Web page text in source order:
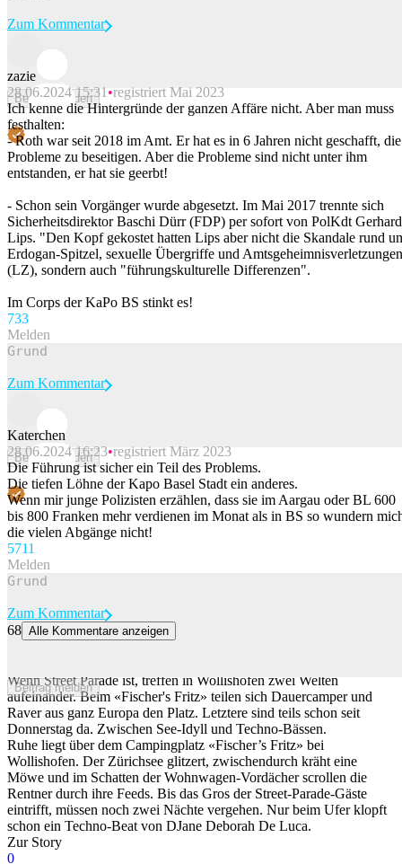
Beitrag melden
Zum Kommentar
zazie
28.06.2024 15:31 registriert Mai 2023
Ich kenne die Hintergründe der ganzen Affäre nicht. Aber man muss
festhalten:
- Roth war seit 2018 im Amt. Er hat es in 6 Jahren nicht geschafft, die
Probleme zu beseitigen. Aber die Probleme sind nicht unter ihm
entstanden, er hat sie geerbt!
- Schon sein Vorgänger wurde abgesetzt. Im Mai 2017 trennte sich
Sicherheitsdirektor Baschi Dürr (FDP) per sofort von PolKdt Gerhard
Lips. "Den Kopf gekostet hatten Lips aber nicht die Skandale rund
Erdogan-Spitzel, sexuelle Übergriffe und
(LZ), sondern auch "führungskulturelle Differenzen".
Im Corps der KaPo BS stinkt es!
733
Melden
Beitrag melden
Zum Kommentar
Katerchen
28.06.2024 16:23 registriert März 2023
Die Führung ist sicher ein Teil des Problems.
Die tiefen Löhne der Kapo Basel Stadt ein anderes.
Wenn mir junge Polizisten erzählen, dass sie im Aargau oder BL 600
bis 800 Franken mehr verdienen im Monat als in BS so wundern
die vielen Abgänge nicht!
5711
Melden
Beitrag melden
Zum Kommentar
68 Alle Kommentare anzeigen
Wenn Street Parade ist, treffen in Wollishofen zwei Welten
aufeinander. Beim «Fischer's Fritz» teilen sich Dauercamper und
Raver aus ganz Europa den Platz. Letztere sind teils schon seit
Donnerstag da. Zwischen See-Idyll und Techno-Bässen.
Ruhe liegt über dem Campingplatz «Fischer’s Fritz» bei
Wollishofen. Der Zürichsee glitzert, zwischendurch kräht eine
Möwe und im Schatten der Wohnwagen-Vordächer scrollen die
Rentner durch ihre Feeds. Bis das Gros der Street-Parade-Gäste
eintrifft, müssen noch zwei Nächte vergehen. Nur beim Ufer klopft
schon ein Techno-Beat von DJane Deborah De Luca.
Zur Story
0